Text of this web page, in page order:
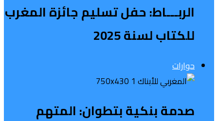
الربـــاط: حفل تسليم جائزة المغرب
للكتاب لسنة 2025
حوارات
صدمة بنكية بتطوان: المتهم